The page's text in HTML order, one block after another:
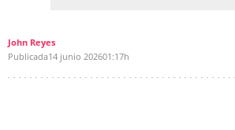
John Reyes
Publicada14 junio 202601:17h